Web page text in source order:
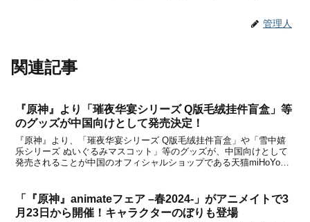
管理人
関連記事
『原神』より「璀夜华宴シリーズ Q版毛绒挂件盲盒」等
のグッズが中国向けとして発売決定！
『原神』より、「璀夜华宴シリーズ Q版毛绒挂件盲盒」や「雪中嬉
乐シリーズ ぬいぐるみマスコット」等のグッズが、中国向けとして
発売されることが中国のオフィシャルショップである天猫miHoYo旗
「『原神』animateフェア –春2024-」がアニメイトで3
月23日から開催！キャラクターのぼりも登場